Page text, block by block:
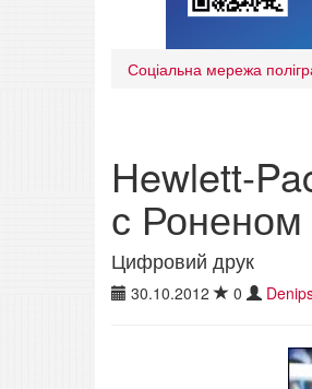
Соціальна мережа
Hewlett-
с
Цифровий друк
30.10.2012 0